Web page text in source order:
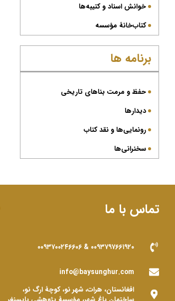
خوانش اسناد و کتیبه‌ها
کتاب‌خانۀ مؤسسه
برنامه ها
حفظ و مرمت بناهای تاریخی
دیدارها
رونمایی‌ها و نقد کتاب
سخنرانی‌ها
تماس با ما
۰۰۹۳۷۹۷۶۶۱۹۲۰ & ۰۰۹۳۷۰۰۲۴۶۶۰۶
info@baysunghur.com
افغانستان، هرات، شهر نو، کوچۀ ارگ نو،